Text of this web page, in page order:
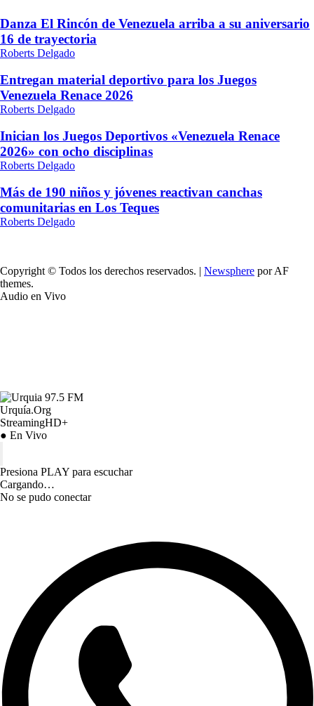
Danza El Rincón de Venezuela arriba a su aniversario
16 de trayectoria
Roberts Delgado
Entregan material deportivo para los Juegos
Venezuela Renace 2026
Roberts Delgado
Inician los Juegos Deportivos «Venezuela Renace
2026» con ocho disciplinas
Roberts Delgado
Más de 190 niños y jóvenes reactivan canchas
comunitarias en Los Teques
Roberts Delgado
Copyright © Todos los derechos reservados. | Newsphere por AF
themes.
Audio en Vivo
Urquía.Org
StreamingHD+
● En Vivo
Presiona PLAY para escuchar
Cargando…
No se pudo conectar